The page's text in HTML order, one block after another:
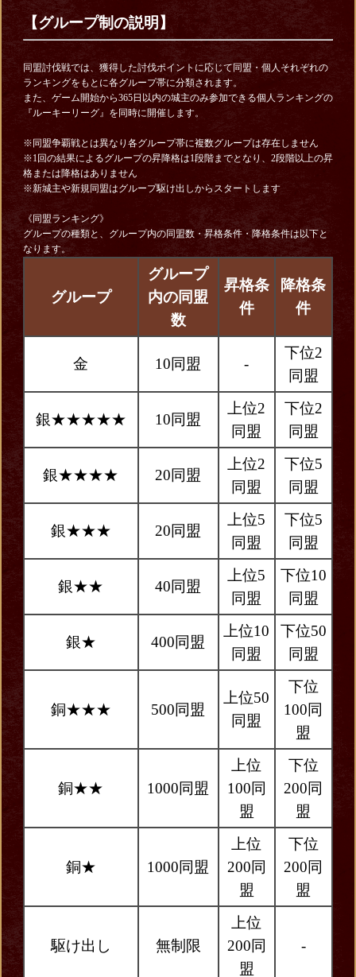
【グループ制の説明】
同盟討伐戦では、獲得した討伐ポイントに応じて同盟・個人それぞれの
ランキングをもとに各グループ帯に分類されます。
また、ゲーム開始から365日以内の城主のみ参加できる個人ランキングの
『ルーキーリーグ』を同時に開催します。
※同盟争覇戦とは異なり各グループ帯に複数グループは存在しません
※1回の結果によるグループの昇降格は1段階までとなり、2段階以上の昇
格または降格はありません
※新城主や新規同盟はグループ駆け出しからスタートします
《同盟ランキング》
グループの種類と、グループ内の同盟数・昇格条件・降格条件は以下と
なります。
グループ
グループ
内の同盟
数
昇格条
件
降格条
件
金 10同盟 -
下位2
同盟
銀★★★★★ 10同盟
上位2
同盟
下位2
同盟
銀★★★★ 20同盟
上位2
同盟
下位5
同盟
銀★★★ 20同盟
上位5
同盟
下位5
同盟
銀★★ 40同盟
上位5
同盟
下位10
同盟
銀★ 400同盟
上位10
同盟
下位50
同盟
銅★★★ 500同盟
上位50
同盟
下位
100同
盟
銅★★ 1000同盟
上位
100同
盟
下位
200同
盟
銅★ 1000同盟
上位
200同
盟
下位
200同
盟
駆け出し 無制限
上位
200同
盟
-